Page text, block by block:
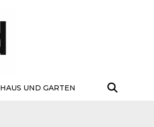
HAUS UND GARTEN